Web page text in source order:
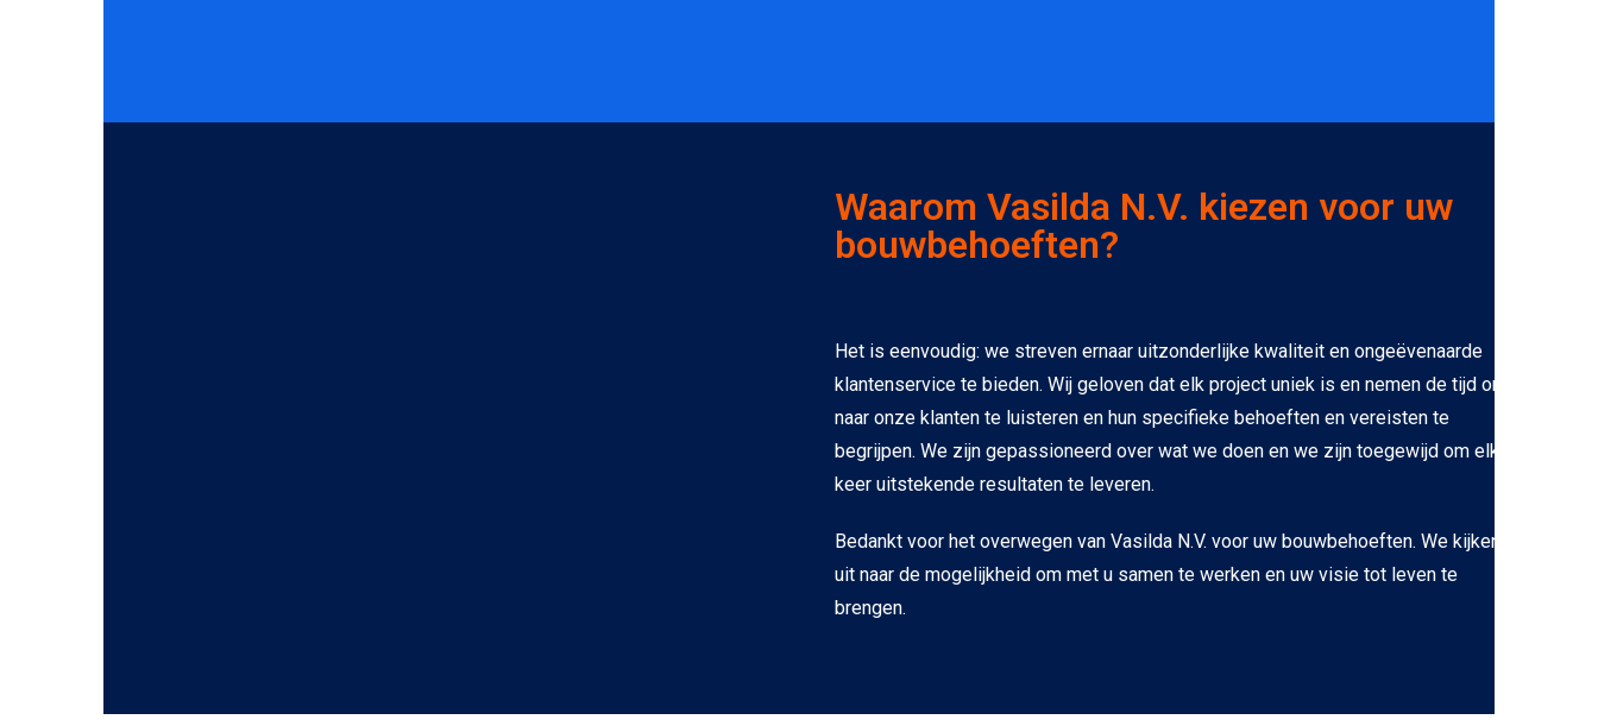
Waarom Vasilda N.V. kiezen voor uw
bouwbehoeften?
Het is eenvoudig: we streven ernaar uitzonderlijke kwaliteit en ongeëvenaarde
klantenservice te bieden. Wij geloven dat elk project uniek is en nemen de tijd om
naar onze klanten te luisteren en hun specifieke behoeften en vereisten te
begrijpen. We zijn gepassioneerd over wat we doen en we zijn toegewijd om elke
keer uitstekende resultaten te leveren.
Bedankt voor het overwegen van Vasilda N.V. voor uw bouwbehoeften. We kijken
uit naar de mogelijkheid om met u samen te werken en uw visie tot leven te
brengen.